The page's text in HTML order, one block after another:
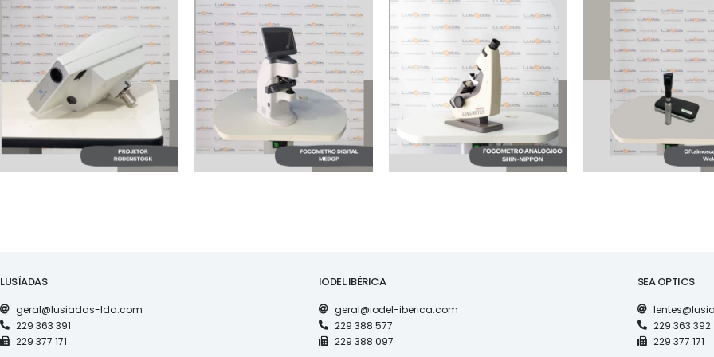
MAQUINARIA
PROJETOR
RODENSTOCK
MAQUINARIA
FOCOMETRO DIGITAL
MEDOP NOVO
MAQUINARIA
FOCOMETRO
ANALOGICO SHIN
NIPPON
MAQUINARIA
COMBI
WELCH ALLYN
PUNHO, 2
LUSÍADAS
geral@lusiadas-lda.com
229 363 391
229 377 171
IODEL IBÉRICA
geral@iodel-iberica.com
229 388 577
229 388 097
SEA OPTICS
229 363 392
229 377 171